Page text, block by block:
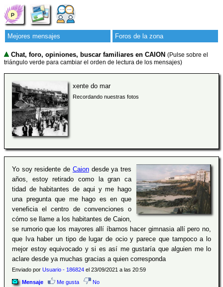
Mejores mensajes Foros de la zona
Chat, foro, opiniones, buscar familiares en CAION (Pulse sobre el
triángulo verde para cambiar el orden de lectura de los mensajes)
xente do mar
Recordando nuestras fotos
Yo soy residente de Caiondesde ya tres
años, estoy retirado como la gran ca
tidad de habitantes de aqui y me hago
una pregunta que me hago es en que
veneficia el centro de convenciones o
cómo se llame a los habitantes de Caion,
se rumorio que los mayores allí íbamos hacer gimnasia allí pero no,
que Iva haber un tipo de lugar de ocio y parece que tampoco a lo
mejor estoy equivocado y si es así me gustaría que alguien me lo
aclare desde ya muchas gracias a quien corresponda
Enviado por Usuario - 186824 el 23/09/2021 a las 20:59
Mensaje Me gusta No